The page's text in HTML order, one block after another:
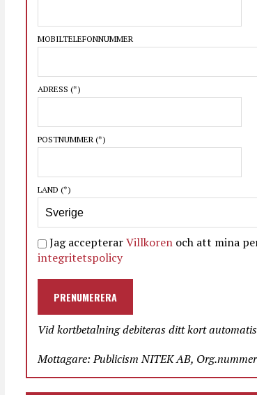
MOBILTELEFONNUMMER
ADRESS (*)
POSTNUMMER (*)
LAND (*)
Jag accepterarVillkoren och att mina
integritetspolicy
PRENUMERERA
Vid kortbetalning debiteras ditt kort
Mottagare: Publicism NITEK AB,